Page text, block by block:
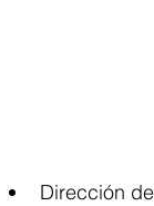
Dirección